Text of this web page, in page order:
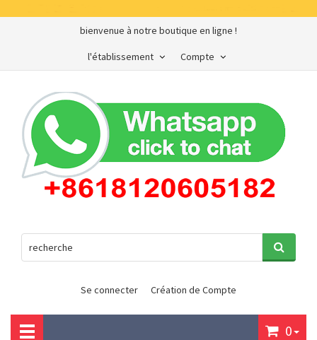
bienvenue à notre boutique en ligne !
Compte
l'établissement
Se connecter Création de Compte
0